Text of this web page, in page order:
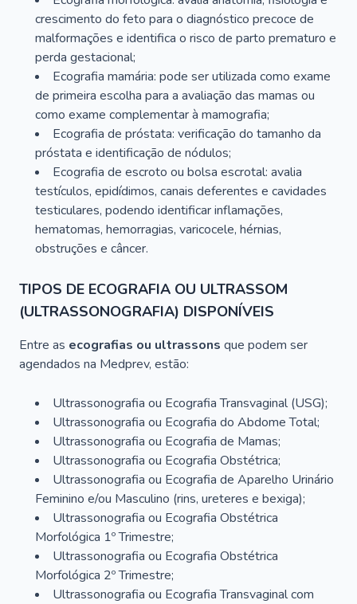
crescimento do feto para o diagnóstico precoce de
malformações e identifica o risco de parto prematuro e
perda gestacional;
Ecografia mamária: pode ser utilizada como exame
de primeira escolha para a avaliação das mamas ou
como exame complementar à mamografia;
Ecografia de próstata: verificação do tamanho da
próstata e identificação de nódulos;
Ecografia de escroto ou bolsa escrotal: avalia
testículos, epidídimos, canais deferentes e cavidades
testiculares, podendo identificar inflamações,
hematomas, hemorragias, varicocele, hérnias,
obstruções e câncer.
TIPOS DE ECOGRAFIA OU ULTRASSOM
(ULTRASSONOGRAFIA) DISPONÍVEIS
Entre as ecografias ou ultrassons que podem ser
agendados na Medprev, estão:
Ultrassonografia ou Ecografia Transvaginal (USG);
Ultrassonografia ou Ecografia do Abdome Total;
Ultrassonografia ou Ecografia de Mamas;
Ultrassonografia ou Ecografia Obstétrica;
Ultrassonografia ou Ecografia de Aparelho Urinário
Feminino e/ou Masculino (rins, ureteres e bexiga);
Ultrassonografia ou Ecografia Obstétrica
Morfológica 1º Trimestre;
Ultrassonografia ou Ecografia Obstétrica
Morfológica 2º Trimestre;
Ultrassonografia ou Ecografia Transvaginal com